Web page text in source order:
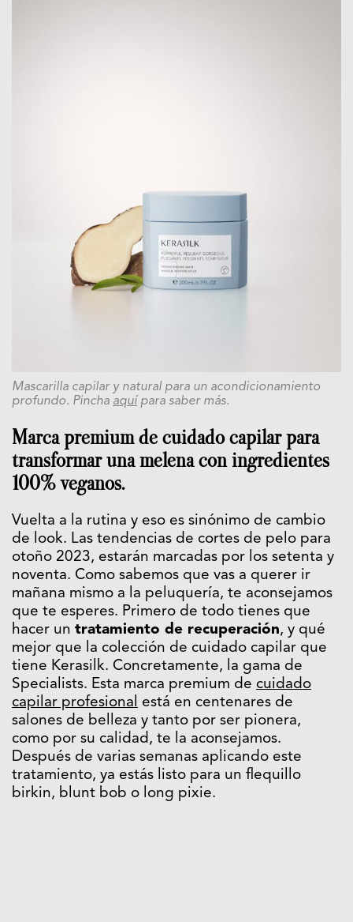
Mascarilla capilar y natural para un acondicionamiento
profundo. Pincha aquí para saber más.
Marca premium de cuidado capilar para
transformar una melena con ingredientes
100% veganos.
Vuelta a la rutina y eso es sinónimo de cambio
de look. Las tendencias de cortes de pelo para
otoño 2023, estarán marcadas por los setenta y
noventa. Como sabemos que vas a querer ir
mañana mismo a la peluquería, te aconsejamos
que te esperes. Primero de todo tienes que
hacer un tratamiento de recuperación, y qué
mejor que la colección de cuidado capilar que
tiene Kerasilk. Concretamente, la gama de
Specialists. Esta marca premium de cuidado
capilar profesional
está en centenares de
salones de belleza y tanto por ser pionera,
como por su calidad, te la aconsejamos.
Después de varias semanas aplicando este
tratamiento, ya estás listo para un flequillo
birkin, blunt bob o long pixie.